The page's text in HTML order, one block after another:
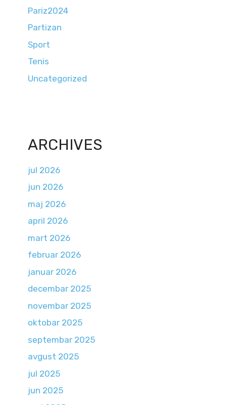
Pariz2024
Partizan
Sport
Tenis
Uncategorized
ARCHIVES
jul 2026
jun 2026
maj 2026
april 2026
mart 2026
februar 2026
januar 2026
decembar 2025
novembar 2025
oktobar 2025
septembar 2025
avgust 2025
jul 2025
jun 2025